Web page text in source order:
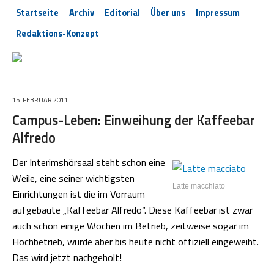
Startseite Archiv Editorial Über uns
Impressum
Redaktions-Konzept
15. FEBRUAR 2011
Campus-Leben: Einweihung der Kaffeebar
Alfredo
Latte macchiato
Der Interimshörsaal steht schon eine
Weile, eine seiner wichtigsten
Einrichtungen ist die im Vorraum
aufgebaute „Kaffeebar Alfredo“. Diese Kaffeebar ist zwar
auch schon einige Wochen im Betrieb, zeitweise sogar im
Hochbetrieb, wurde aber bis heute nicht offiziell eingeweiht.
Das wird jetzt nachgeholt!